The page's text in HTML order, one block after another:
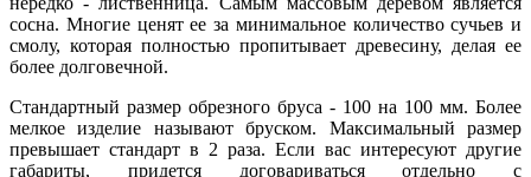
сосна. Многие ценят ее за минимальное количество сучьев и
смолу, которая полностью пропитывает древесину, делая ее
более долговечной.
Стандартный размер обрезного бруса - 100 на 100 мм. Более
мелкое изделие называют бруском. Максимальный размер
превышает стандарт в 2 раза. Если вас интересуют другие
габариты, придется договариваться отдельно с